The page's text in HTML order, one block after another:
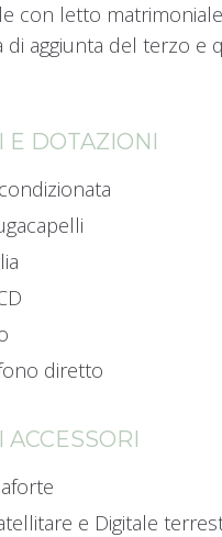
con letto
di aggiunta del terzo e
E DOTAZIONI
diretto
ACCESSORI
e Digitale